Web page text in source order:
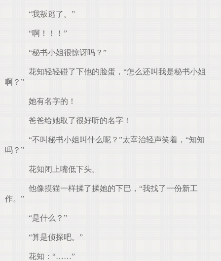
“我叛逃了。”
“啊！！！”
“秘书小姐很惊讶吗？”
花知轻轻碰了下他的脸蛋，“怎么还叫我是秘书小姐
啊？”
她有名字的！
爸爸给她取了很好听的名字！
“不叫秘书小姐叫什么呢？”太宰治轻声笑着，“知知
吗？”
花知闭上嘴低下头。
他像摸猫一样揉了揉她的下巴，“我找了一份新工
作。”
“是什么？”
“算是侦探吧。”
花知：“……”